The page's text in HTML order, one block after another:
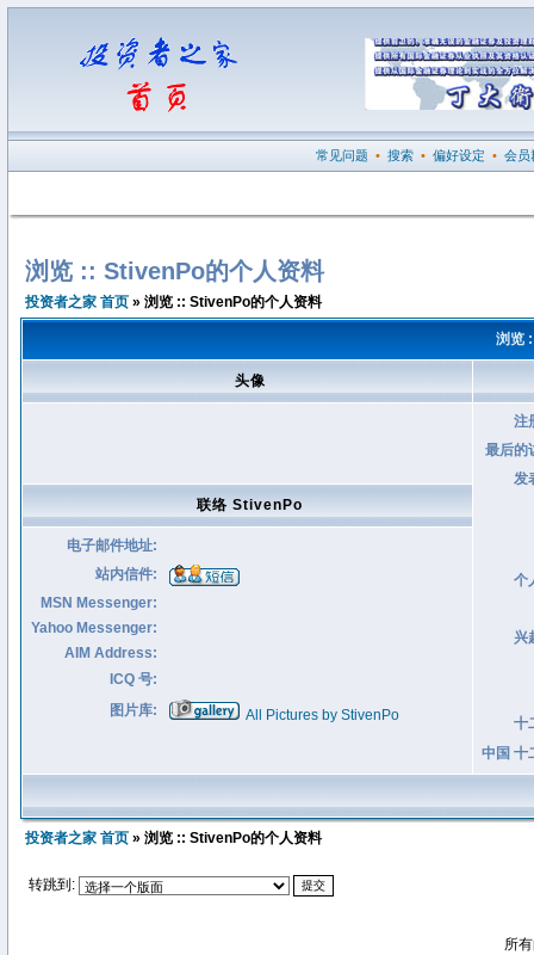
常见问题 • 搜索 • 偏好设定 • 会员
浏览 :: StivenPo的个人资料
投资者之家 首页 » 浏览 :: StivenPo的个人资料
浏览
头像
注
最后的
发
个
兴
十
中国 十
联络 StivenPo
电子邮件地址:
站内信件:
MSN Messenger:
Yahoo Messenger:
AIM Address:
ICQ 号:
图片库:
All Pictures by StivenPo
投资者之家 首页 » 浏览 :: StivenPo的个人资料
转跳到:
所